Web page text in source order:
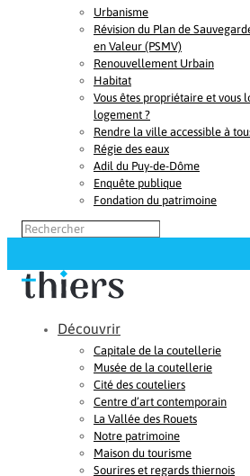
Urbanisme
Révision du Plan de
en Valeur (PSMV)
Renouvellement Urbain
Habitat
Vous êtes propriétaire et vous
logement ?
Rendre la ville accessible à
Régie des eaux
Adil du Puy-de-Dôme
Enquête publique
Fondation du patrimoine
Découvrir
Capitale de la coutellerie
Musée de la coutellerie
Cité des couteliers
Centre d’art contemporain
La Vallée des Rouets
Notre patrimoine
Maison du tourisme
Sourires et regards thiernois